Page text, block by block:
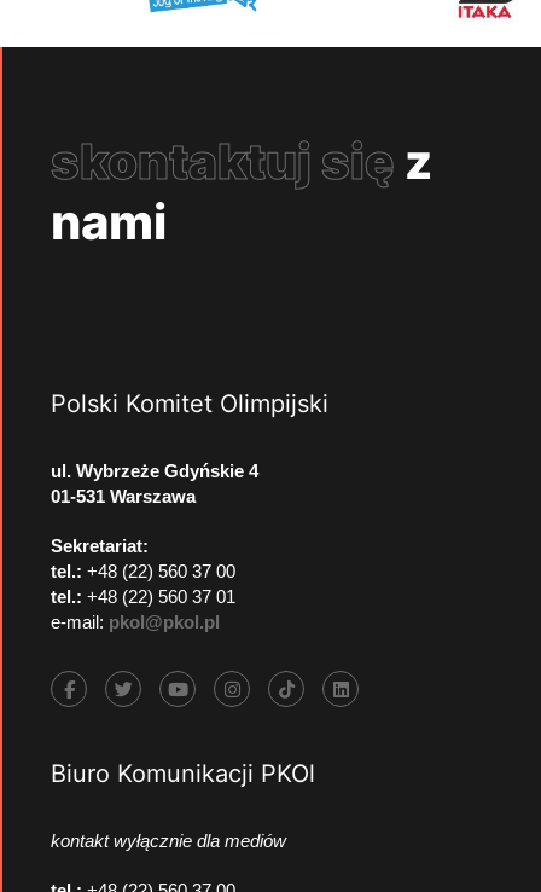
skontaktuj się z
nami
Polski Komitet Olimpijski
ul. Wybrzeże Gdyńskie 4
01-531 Warszawa
Sekretariat:
tel.: +48 (22) 560 37 00
tel.: +48 (22) 560 37 01
e-mail: pkol@pkol.pl
Biuro Komunikacji PKOl
kontakt wyłącznie dla mediów